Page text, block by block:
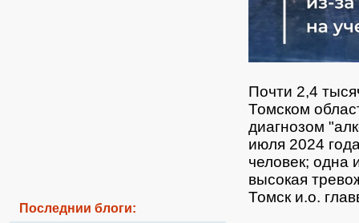
Последнии блоги:
Почти 2,4
Томском
диагнозом
июля 2024
человек; одна
высокая
Томск и.о.